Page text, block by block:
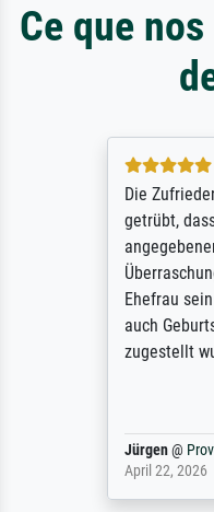
Ce que
5 / 5
Die
getrübt, dass
angegebenen
Überraschung
Ehefrau sein
auch
zugestellt wurde.
Jürgen@
April 22, 2026